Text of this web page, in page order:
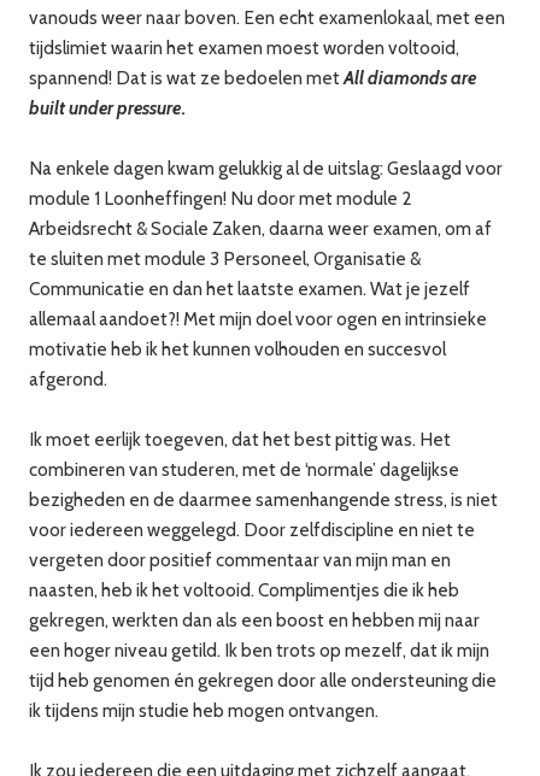
vanouds weer naar boven. Een echt examenlokaal, met een
tijdslimiet waarin het examen moest worden voltooid,
spannend! Dat is wat ze bedoelen metAll diamonds are
built under pressure.
Na enkele dagen kwam gelukkig al de uitslag: Geslaagd voor
module 1 Loonheffingen! Nu door met module 2
Arbeidsrecht & Sociale Zaken, daarna weer examen, om af
te sluiten met module 3 Personeel, Organisatie &
Communicatie en dan het laatste examen. Wat je jezelf
allemaal aandoet?! Met mijn doel voor ogen en intrinsieke
motivatie heb ik het kunnen volhouden en succesvol
afgerond.
Ik moet eerlijk toegeven, dat het best pittig was. Het
combineren van studeren, met de ‘normale’ dagelijkse
bezigheden en de daarmee samenhangende stress, is niet
voor iedereen weggelegd. Door zelfdiscipline en niet te
vergeten door positief commentaar van mijn man en
naasten, heb ik het voltooid. Complimentjes die ik heb
gekregen, werkten dan als een boost en hebben mij naar
een hoger niveau getild. Ik ben trots op mezelf, dat ik mijn
tijd heb genomen én gekregen door alle ondersteuning die
ik tijdens mijn studie heb mogen ontvangen.
Ik zou iedereen die een uitdaging met zichzelf aangaat,